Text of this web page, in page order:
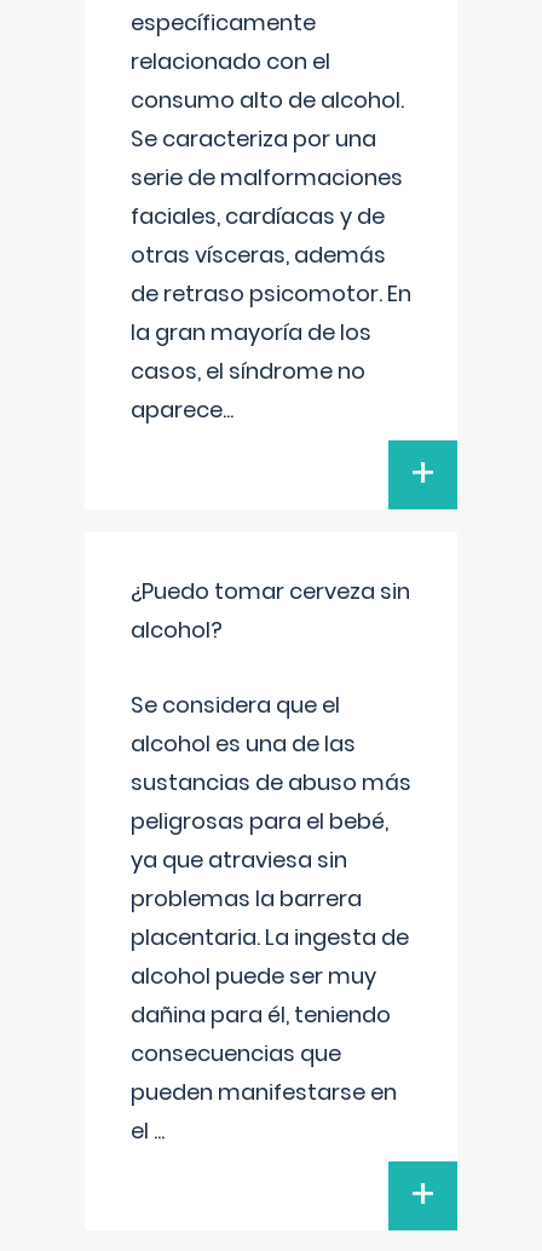
específicamente
relacionado con el
consumo alto de alcohol.
Se caracteriza por una
serie de malformaciones
faciales, cardíacas y de
otras vísceras, además
de retraso psicomotor. En
la gran mayoría de los
casos, el síndrome no
aparece...
+
¿Puedo tomar cerveza sin
alcohol?
Se considera que el
alcohol es una de las
sustancias de abuso más
peligrosas para el bebé,
ya que atraviesa sin
problemas la barrera
placentaria. La ingesta de
alcohol puede ser muy
dañina para él, teniendo
consecuencias que
pueden manifestarse en
el ...
+